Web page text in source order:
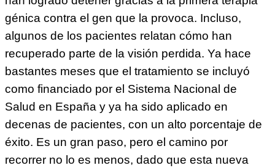
génica contra el gen que la provoca. Incluso,
algunos de los pacientes relatan cómo han
recuperado parte de la visión perdida. Ya hace
bastantes meses que el tratamiento se incluyó
como financiado por el Sistema Nacional de
Salud en España y ya ha sido aplicado en
decenas de pacientes, con un alto porcentaje de
éxito. Es un gran paso, pero el camino por
recorrer no lo es menos, dado que esta nueva